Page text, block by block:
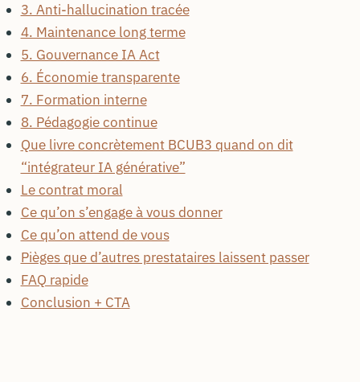
3. Anti-hallucination tracée
4. Maintenance long terme
5. Gouvernance IA Act
6. Économie transparente
7. Formation interne
8. Pédagogie continue
Que livre concrètement BCUB3 quand on dit
“intégrateur IA générative”
Le contrat moral
Ce qu’on s’engage à vous donner
Ce qu’on attend de vous
Pièges que d’autres prestataires laissent passer
FAQ rapide
Conclusion + CTA